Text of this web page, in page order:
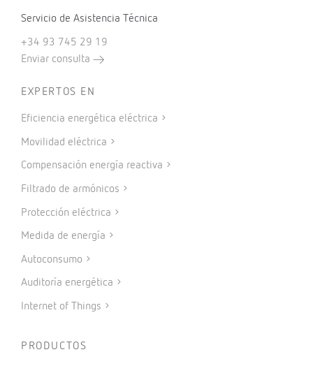
Servicio de Asistencia Técnica
+34 93 745 29 19
Enviar consulta
EXPERTOS EN
Eficiencia energética eléctrica
Movilidad eléctrica
Compensación energía reactiva
Filtrado de armónicos
Protección eléctrica
Medida de energía
Autoconsumo
Auditoría energética
Internet of Things
PRODUCTOS